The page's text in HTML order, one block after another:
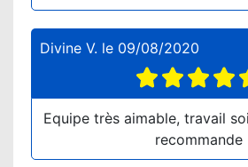
Divine V. le 09/08/2020
Equipe très aimable, travail
recommande